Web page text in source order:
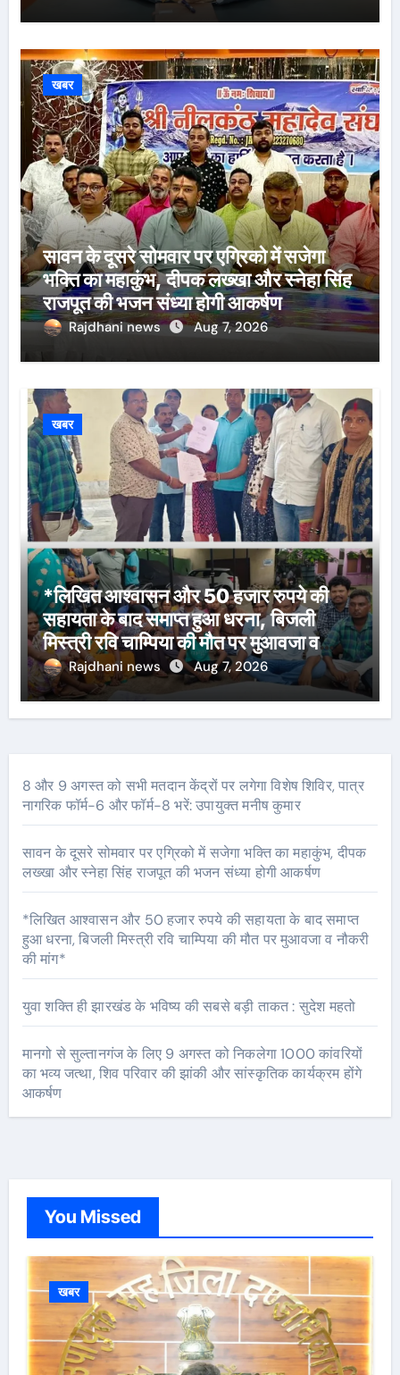
खबर
सावन के दूसरे सोमवार पर एग्रिको में सजेगा
भक्ति का महाकुंभ, दीपक लख्खा और स्नेहा सिंह
राजपूत की भजन संध्या होगी आकर्षण
Rajdhani news Aug 7, 2026
खबर
*लिखित आश्वासन और 50 हजार रुपये की
सहायता के बाद समाप्त हुआ धरना, बिजली
मिस्त्री रवि चाम्पिया की मौत पर मुआवजा व
नौकरी की मांग*
Rajdhani news Aug 7, 2026
8 और 9 अगस्त को सभी मतदान केंद्रों पर लगेगा विशेष शिविर, पात्र
नागरिक फॉर्म-6 और फॉर्म-8 भरें: उपायुक्त मनीष कुमार
सावन के दूसरे सोमवार पर एग्रिको में सजेगा भक्ति का महाकुंभ, दीपक
लख्खा और स्नेहा सिंह राजपूत की भजन संध्या होगी आकर्षण
*लिखित आश्वासन और 50 हजार रुपये की सहायता के बाद समाप्त
हुआ धरना, बिजली मिस्त्री रवि चाम्पिया की मौत पर मुआवजा व नौकरी
की मांग*
युवा शक्ति ही झारखंड के भविष्य की सबसे बड़ी ताकत : सुदेश महतो
मानगो से सुल्तानगंज के लिए 9 अगस्त को निकलेगा 1000 कांवरियों
का भव्य जत्था, शिव परिवार की झांकी और सांस्कृतिक कार्यक्रम होंगे
आकर्षण
You Missed
खबर